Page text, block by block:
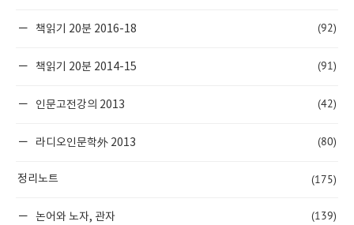
책읽기 20분 2016-18 (92)
책읽기 20분 2014-15 (91)
인문고전강의 2013 (42)
라디오인문학外 2013 (80)
정리노트 (175)
논어와 노자, 관자 (139)